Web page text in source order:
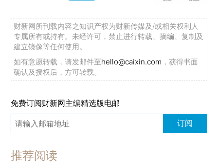
财新网所刊载内容之知识产权为财新传媒及/或相关权利人
专属所有或持有。未经许可，禁止进行转载、摘编、复制及
建立镜像等任何使用。
如有意愿转载，请发邮件至hello@caixin.com ，获得书面
确认及授权后，方可转载。
免费订阅财新网主编精选版电邮
订阅
推荐阅读